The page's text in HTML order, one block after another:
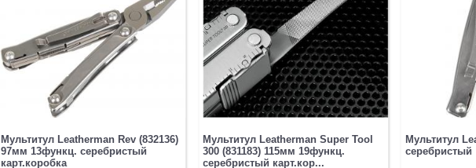
Мультитул Leatherman Rev (832136)
97мм 13функц. серебристый
карт.коробка
Мультитул Leatherman Super Tool
300 (831183) 115мм 19функц.
серебристый карт.кор...
Мультитул
серебристый